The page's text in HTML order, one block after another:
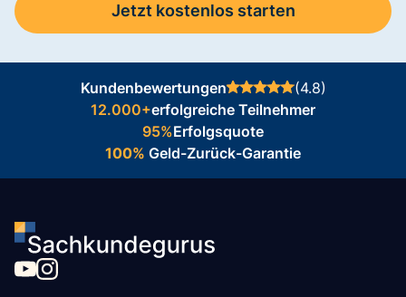
Jetzt kostenlos starten
Kundenbewertungen
(4.8)
12.000+erfolgreiche Teilnehmer
95%Erfolgsquote
100% Geld-Zurück-Garantie